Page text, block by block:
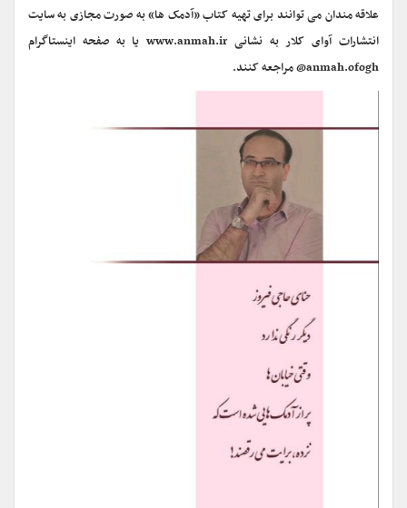
علاقه مندان می توانند برای تهیه کتاب «آدمک ها» به صورت مجازی به سایت
انتشارات آوای کلار به نشانی www.anmah.ir یا به صفحه اینستاگرام
anmah.ofogh@ مراجعه کنند.